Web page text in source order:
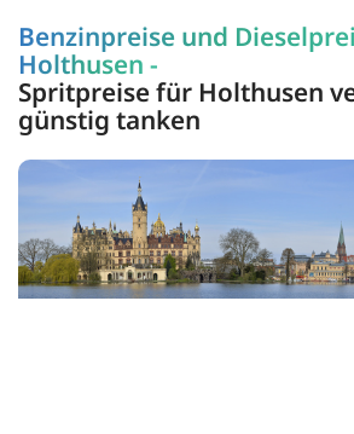
Benzinpreise und
Holthusen -
Spritpreise für Holthusen
günstig tanken